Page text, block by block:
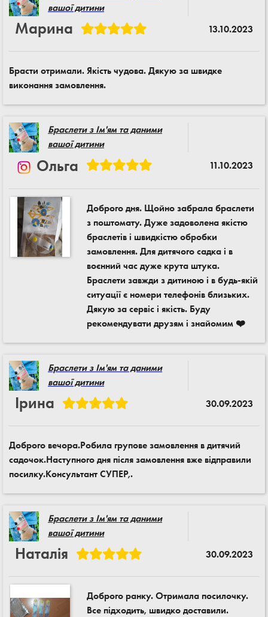
вашої дитини
Марина 13.10.2023
Брасти отримали. Якість чудова. Дякую за швидке
виконання замовлення.
Браслети з Ім'ям та даними
вашої дитини
Ольга 11.10.2023
Доброго дня. Щойно забрала браслети
з поштомату. Дуже задоволена якістю
браслетів і швидкістю обробки
замовлення. Для дитячого садка і в
воєнний час дуже крута штука.
Браслети завжди з дитиною і в будь-якій
ситуації є номери телефонів близьких.
Дякую за сервіс і якість. Буду
рекомендувати друзям і знайомим ❤️
Браслети з Ім'ям та даними
вашої дитини
Ірина 30.09.2023
Доброго вечора.Робила групове замовлення в дитячий
садочок.Наступного дня після замовлення вже відправили
посилку.Консультант СУПЕР,.
Браслети з Ім'ям та даними
вашої дитини
Наталія 30.09.2023
Доброго ранку. Отримала посилочку.
Все підходить, швидко доставили.